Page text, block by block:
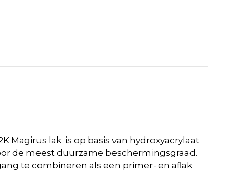
Magirus lak is op basis van hydroxyacrylaat
de meest duurzame beschermingsgraad.
te combineren als een primer- en aflak